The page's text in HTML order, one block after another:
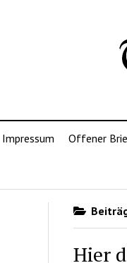
Impressum Offener
Hier